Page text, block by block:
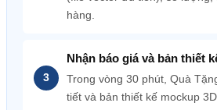
hàng.
Nhận báo giá và bản thiết
Trong vòng 30 phút, Quà
tiết và bản thiết kế mockup